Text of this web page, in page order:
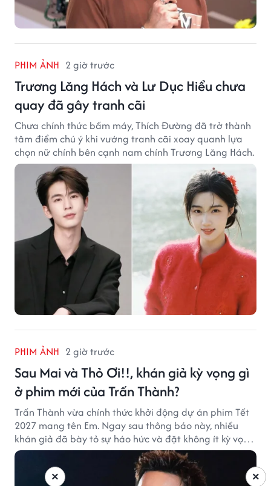
PHIM ẢNH 2 giờ trước
Trương Lăng Hách và Lư Dục Hiểu chưa
quay đã gây tranh cãi
Chưa chính thức bấm máy, Thích Đường đã trở thành
tâm điểm chú ý khi vướng tranh cãi xoay quanh lựa
chọn nữ chính bên cạnh nam chính Trương Lăng Hách.
PHIM ẢNH 2 giờ trước
Sau Mai và Thỏ Ơi!!, khán giả kỳ vọng gì
ở phim mới của Trấn Thành?
Trấn Thành vừa chính thức khởi động dự án phim Tết
2027 mang tên Em. Ngay sau thông báo này, nhiều
khán giả đã bày tỏ sự háo hức và đặt không ít kỳ vọng
vào bộ phim mới của Trấn Thành.
×
×